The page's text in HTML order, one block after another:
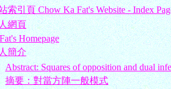
索引頁 Chow Ka Fat's Website - Index
網頁
Homepage
簡介
Abstract: Squares of opposition and dual
摘要：對當方陣一般模式